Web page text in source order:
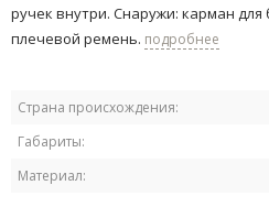
ручек внутри. Снаружи: карман
плечевой ремень. подробнее
Страна происхождения:
Габариты:
Материал: